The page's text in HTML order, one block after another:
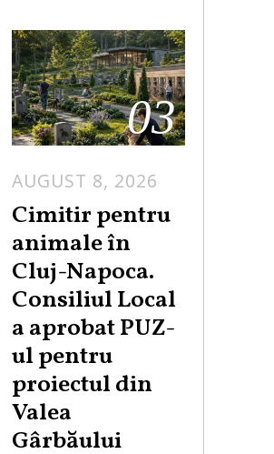
03
AUGUST 8, 2026
Cimitir pentru
animale în
Cluj-Napoca.
Consiliul Local
a aprobat PUZ-
ul pentru
proiectul din
Valea
Gârbăului